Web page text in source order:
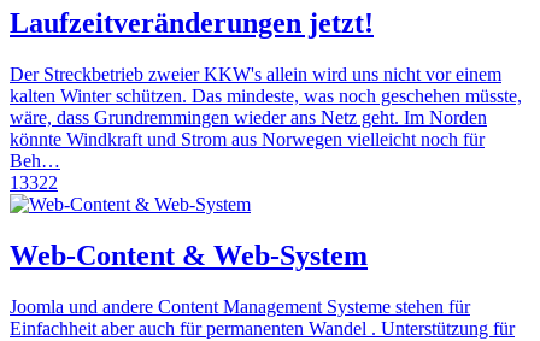
Laufzeitveränderungen jetzt!
Der Streckbetrieb zweier KKW's allein wird uns nicht vor einem
kalten Winter schützen. Das mindeste, was noch geschehen müsste,
wäre, dass Grundremmingen wieder ans Netz geht. Im Norden
könnte Windkraft und Strom aus Norwegen vielleicht noch für
Beh…
13322
Web-Content & Web-System
Joomla und andere Content Management Systeme stehen für
Einfachheit aber auch für permanenten Wandel . Unterstützung für